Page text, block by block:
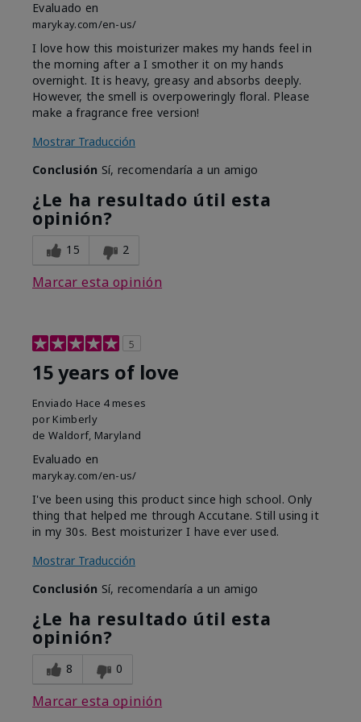
Evaluado en
marykay.com/en-us/
I love how this moisturizer makes my hands feel in
the morning after a I smother it on my hands
overnight. It is heavy, greasy and absorbs deeply.
However, the smell is overpoweringly floral. Please
make a fragrance free version!
Mostrar Traducción
Conclusión Sí, recomendaría a un amigo
¿Le ha resultado útil esta
opinión?
15 2
Marcar esta opinión
5
15 years of love
Enviado Hace 4 meses
por Kimberly
de Waldorf, Maryland
Evaluado en
marykay.com/en-us/
I've been using this product since high school. Only
thing that helped me through Accutane. Still using it
in my 30s. Best moisturizer I have ever used.
Mostrar Traducción
Conclusión Sí, recomendaría a un amigo
¿Le ha resultado útil esta
opinión?
8 0
Marcar esta opinión